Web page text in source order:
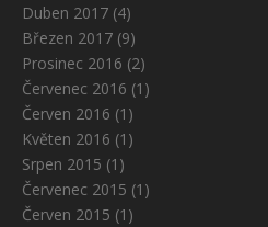
Duben 2017 (4)
Březen 2017 (9)
Prosinec 2016 (2)
Červenec 2016 (1)
Červen 2016 (1)
Květen 2016 (1)
Srpen 2015 (1)
Červenec 2015 (1)
Červen 2015 (1)